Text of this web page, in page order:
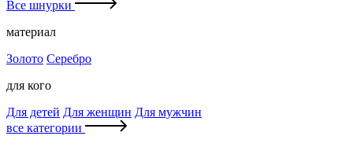
Все шнурки
материал
Золото Серебро
для кого
Для детей Для женщин Для мужчин
все категории